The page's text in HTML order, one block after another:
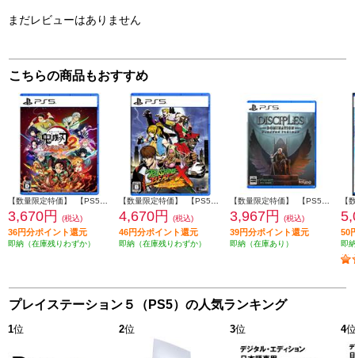
まだレビューはありません
こちらの商品もおすすめ
【数量限定特価】 【PS5】 鬼滅の刃 ヒノカミ血風譚2 通常版（特典：みにきゃらイラスト マルチケース[4種セット]付き）
3,670円 (税込)
36円分ポイント還元
即納（在庫残りわずか）
【数量限定特価】 【PS5】 RUSHING BEAT X (ラッシングビートエックス): Return Of Brawl Brothers 数量限定版
4,670円 (税込)
46円分ポイント還元
即納（在庫残りわずか）
【数量限定特価】 【PS5】 ディサイプルズ ドミネーション デラックスエディション
3,967円 (税込)
39円分ポイント還元
即納（在庫あり）
50
即
プレイステーション５（PS5）の人気ランキング
1位 2位 3位 4